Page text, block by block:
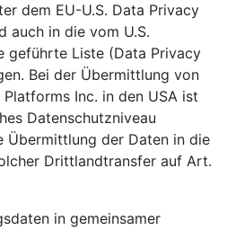
dem EU-U.S. Data Privacy
auch in die vom U.S.
geführte Liste (Data Privacy
Bei der Übermittlung von
Inc. in den USA ist
Datenschutzniveau
Übermittlung der Daten in die
Drittlandtransfer auf Art.
in gemeinsamer